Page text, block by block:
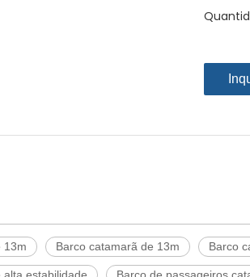
13m Barco catamarã de 13m Barco